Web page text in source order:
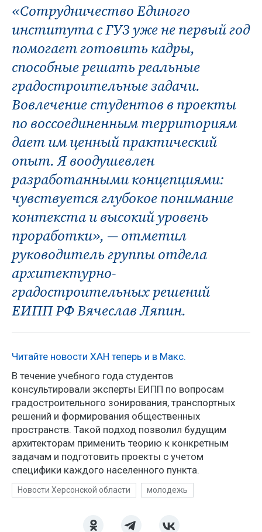
«Сотрудничество Единого
института с ГУЗ уже не первый год
помогает готовить кадры,
способные решать реальные
градостроительные задачи.
Вовлечение студентов в проекты
по воссоединенным территориям
дает им ценный практический
опыт. Я воодушевлен
разработанными концепциями:
чувствуется глубокое понимание
контекста и высокий уровень
проработки», — отметил
руководитель группы отдела
архитектурно-
градостроительных решений
ЕИПП РФ Вячеслав Ляпин.
Читайте новости ХАН теперь и в Макс.
В течение учебного года студентов
консультировали эксперты ЕИПП по вопросам
градостроительного зонирования, транспортных
решений и формирования общественных
пространств. Такой подход позволил будущим
архитекторам применить теорию к конкретным
задачам и подготовить проекты с учетом
специфики каждого населенного пункта.
Новости Херсонской области молодежь